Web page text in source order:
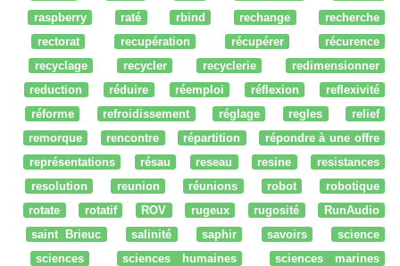
raspberry
raté rbind rechange
recherche
rectorat
recupération récupérer
récurence
recyclage
recycler recyclerie
redimensionner
reduction
réduire réemploi réflexion
reflexivité
réforme
refroidissement réglage regles
relief
remorque
rencontre répartition
répondre à une offre
représentations
résau reseau resine
resistances
resolution
reunion réunions robot
robotique
rotate
rotatif ROV rugeux rugosité
RunAudio
saint Brieuc
salinité saphir savoirs
science
sciences
sciences humaines
sciences marines